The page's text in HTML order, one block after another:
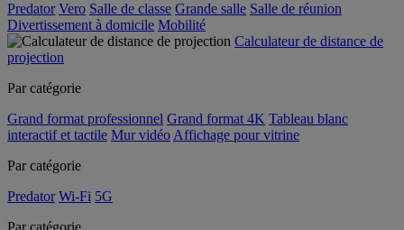
Predator Vero Salle de classe Grande salle Salle de réunion
Divertissement à domicile Mobilité
Calculateur de distance de
projection
Par catégorie
Grand format professionnel Grand format 4K Tableau blanc
interactif et tactile Mur vidéo Affichage pour vitrine
Par catégorie
Predator Wi-Fi 5G
Par catégorie